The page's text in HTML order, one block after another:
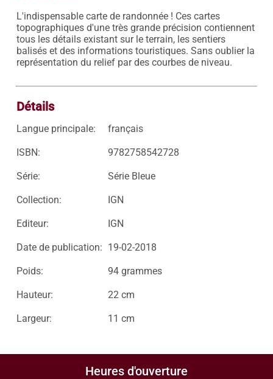
L'indispensable carte de randonnée ! Ces cartes
topographiques d'une très grande précision contiennent
tous les détails existant sur le terrain, les sentiers
balisés et des informations touristiques. Sans oublier la
représentation du relief par des courbes de niveau.
Détails
Langue principale: français
ISBN: 9782758542728
Série: Série Bleue
Collection: IGN
Editeur: IGN
Date de publication: 19-02-2018
Poids: 94 grammes
Hauteur: 22 cm
Largeur: 11 cm
Heures d'ouverture